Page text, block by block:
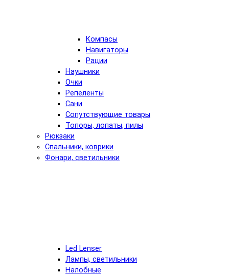
Компасы
Навигаторы
Рации
Наушники
Очки
Репеленты
Сани
Сопутствующие товары
Топоры, лопаты, пилы
Рюкзаки
Спальники, коврики
Фонари, светильники
Led Lenser
Лампы, светильники
Налобные